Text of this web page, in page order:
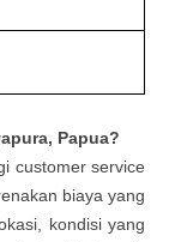
Papua?
customer service
biaya yang
kondisi yang